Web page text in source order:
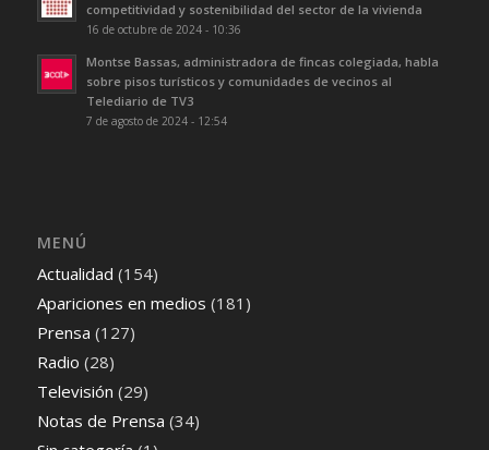
competitividad y sostenibilidad del sector de la vivienda
16 de octubre de 2024 - 10:36
Montse Bassas, administradora de fincas colegiada, habla
sobre pisos turísticos y comunidades de vecinos al
Telediario de TV3
7 de agosto de 2024 - 12:54
MENÚ
Actualidad (154)
Apariciones en medios (181)
Prensa (127)
Radio (28)
Televisión (29)
Notas de Prensa (34)